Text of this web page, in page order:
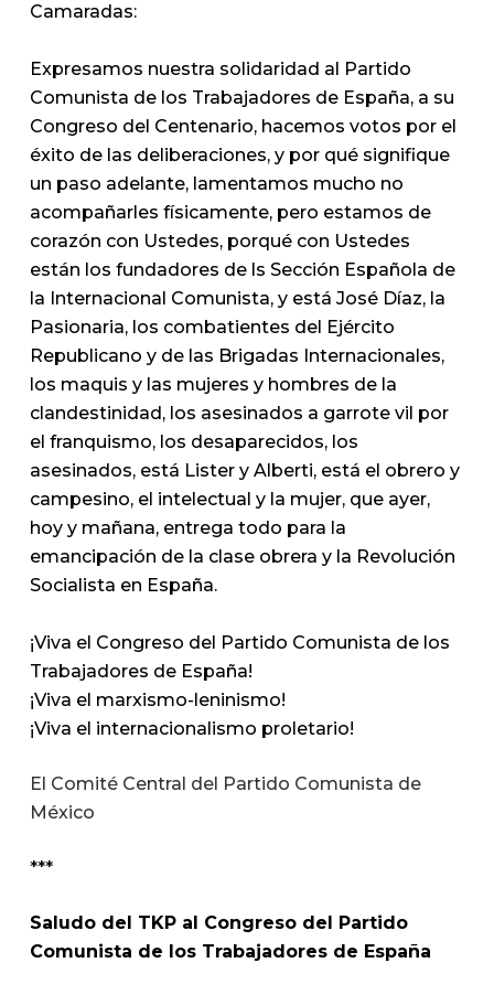
Camaradas:
Expresamos nuestra solidaridad al Partido
Comunista de los Trabajadores de España, a su
Congreso del Centenario, hacemos votos por el
éxito de las deliberaciones, y por qué signifique
un paso adelante, lamentamos mucho no
acompañarles físicamente, pero estamos de
corazón con Ustedes, porqué con Ustedes
están los fundadores de ls Sección Española de
la Internacional Comunista, y está José Díaz, la
Pasionaria, los combatientes del Ejército
Republicano y de las Brigadas Internacionales,
los maquis y las mujeres y hombres de la
clandestinidad, los asesinados a garrote vil por
el franquismo, los desaparecidos, los
asesinados, está Lister y Alberti, está el obrero y
campesino, el intelectual y la mujer, que ayer,
hoy y mañana, entrega todo para la
emancipación de la clase obrera y la Revolución
Socialista en España.
¡Viva el Congreso del Partido Comunista de los
Trabajadores de España!
¡Viva el marxismo-leninismo!
¡Viva el internacionalismo proletario!
El Comité Central del Partido Comunista de
México
***
Saludo del TKP al Congreso del Partido
Comunista de los Trabajadores de España